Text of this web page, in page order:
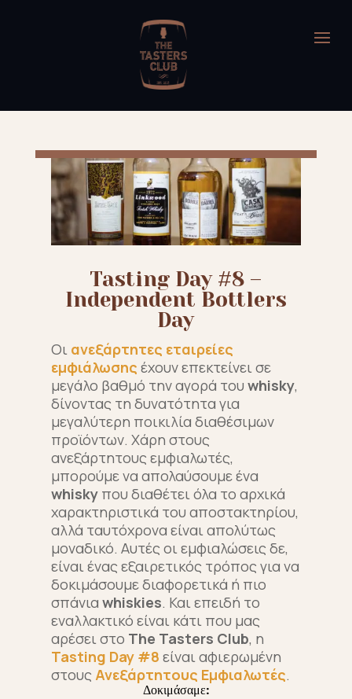
Tasting Day #8 –
Independent Bottlers
Day
Oι ανεξάρτητες εταιρείες
εμφιάλωσης έχουν επεκτείνει σε
μεγάλο βαθμό την αγορά του whisky,
δίνοντας τη δυνατότητα για
μεγαλύτερη ποικιλία διαθέσιμων
προϊόντων. Χάρη στους
ανεξάρτητους εμφιαλωτές,
μπορούμε να απολαύσουμε ένα
whiskyπου διαθέτει όλα το αρχικά
χαρακτηριστικά του αποστακτηρίου,
αλλά ταυτόχρονα είναι απολύτως
μοναδικό. Aυτές οι εμφιαλώσεις δε,
είναι ένας εξαιρετικός τρόπος για να
δοκιμάσουμε διαφορετικά ή πιο
σπάνια whiskies. Και επειδή το
εναλλακτικό είναι κάτι που μας
αρέσει στο The Tasters Club, η
Tasting Day #8 είναι αφιερωμένη
στους Ανεξάρτητους Εμφιαλωτές.
Δοκιμάσαμε: